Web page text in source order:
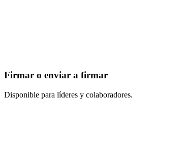
Firmar o enviar a firmar
Disponible para líderes y colaboradores.